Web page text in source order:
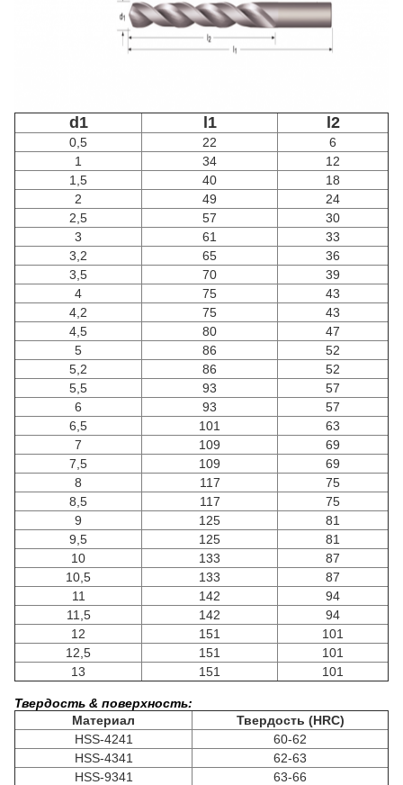
d1 l1 l2
0,5 22
6
1
34
12
1,5
40
18
2
49
24
2,5
57
30
3
61
33
3,2
65
36
3,5
70
39
4
75
43
4,2
75
43
4,5
80
47
5
86
52
5,2
86
52
5,5
93
57
6
93
57
6,5
101
63
7
109
69
7,5
109
69
8
117
75
8,5
117
75
9
125
81
9,5
125
81
10
133
87
10,5
133
87
11
142
94
11,5
142
94
12
151
101
12,5
151
101
13
151 101
Твердость & поверхность:
Материал
Твердость (HRC)
HSS-4241
60-62
HSS-4341
62-63
HSS-9341
63-66